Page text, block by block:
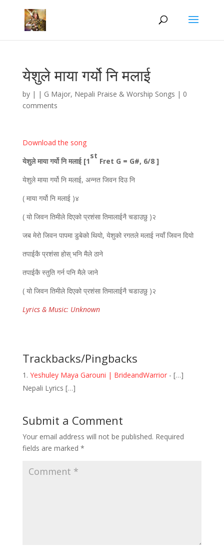
येशुले माया गर्यो नि मलाई
by | | G Major, Nepali Praise & Worship Songs | 0
comments
Download the song
येशुले माया गर्यो नि मलाई [1
st
Fret G = G#, 6/8 ]
येशुले माया गर्यो नि मलाई, अन्नत जिवन दिउ नि
( माया गर्यो नि मलाई )४
( यो जिवन तिमीले दिएको प्रशंसा तिमालाईनै चडाउछु )२
जब मेरो जिवन पापमा डुबेको थियो, येशुको रगतले मलाई नयाँ जिवन दियो
तपाईकै प्रशंसा होस् भनि मैले ठाने
तपाईकै स्तुति गर्न पनि मैले जाने
( यो जिवन तिमीले दिएको प्रशंसा तिमालाईनै चडाउछु )२
Lyrics & Music: Unknown
Trackbacks/Pingbacks
Yeshuley Maya Garouni | BrideandWarrior- […]
Nepali Lyrics […]
Submit a Comment
Your email address will not be published. Required
fields are marked *